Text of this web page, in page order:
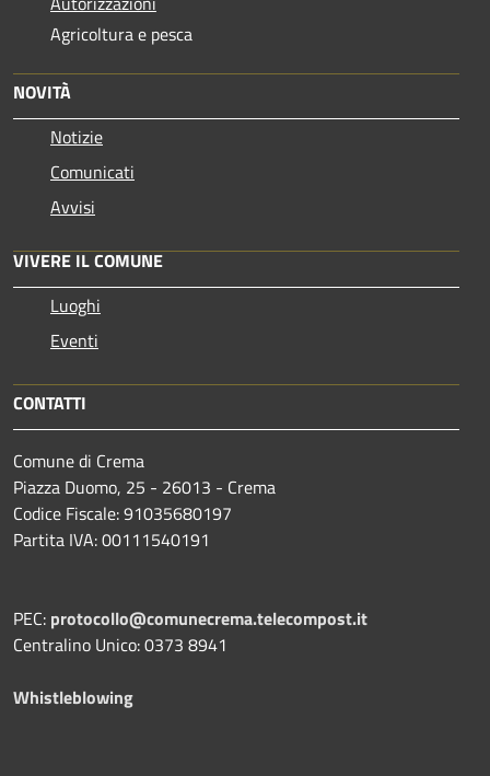
Agricoltura e pesca
NOVITÀ
Notizie
Comunicati
Avvisi
VIVERE IL COMUNE
Luoghi
Eventi
CONTATTI
Comune di Crema
Piazza Duomo, 25 - 26013 - Crema
Codice Fiscale: 91035680197
Partita IVA: 00111540191
PEC: protocollo@comunecrema.telecompost.it
Centralino Unico: 0373 8941
Whistleblowing